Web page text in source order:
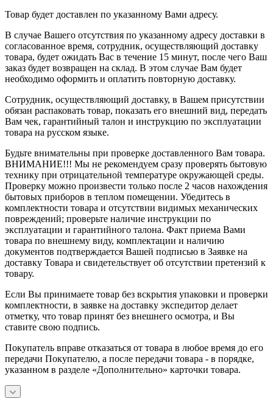
Товар будет доставлен по указанному Вами адресу.
В случае Вашего отсутствия по указанному адресу доставки в
согласованное время, сотрудник, осуществляющий доставку
товара, будет ожидать Вас в течение 15 минут, после чего Ваш
заказ будет возвращен на склад. В этом случае Вам будет
необходимо оформить и оплатить повторную доставку.
Сотрудник, осуществляющий доставку, в Вашем присутствии
обязан распаковать товар, показать его внешний вид, передать
Вам чек, гарантийный талон и инструкцию по эксплуатации
товара на русском языке.
Будьте внимательны при проверке доставленного Вам товара.
ВНИМАНИЕ!!! Мы не рекомендуем сразу проверять бытовую
технику при отрицательной температуре окружающей среды.
Проверку можно произвести только после 2 часов нахождения
бытовых приборов в теплом помещении. Убедитесь в
комплектности товара и отсутствии видимых механических
повреждений; проверьте наличие инструкции по
эксплуатации и гарантийного талона. Факт приема Вами
товара по внешнему виду, комплектации и наличию
документов подтверждается Вашей подписью в Заявке на
доставку Товара и свидетельствует об отсутствии претензий к
товару.
Если Вы принимаете товар без вскрытия упаковки и проверки
комплектности, в заявке на доставку экспедитор делает
отметку, что товар принят без внешнего осмотра, и Вы
ставите свою подпись.
Покупатель вправе отказаться от товара в любое время до его
передачи Покупателю, а после передачи товара - в порядке,
указанном в разделе «Дополнительно» карточки товара.